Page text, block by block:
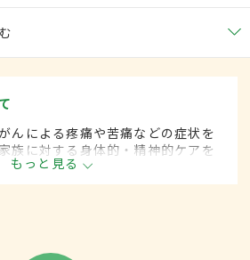
んによる疼痛や苦痛などの症状を
族に対する身体的・精神的ケアを
和ケア内科とも呼ばれます。
もっと見る